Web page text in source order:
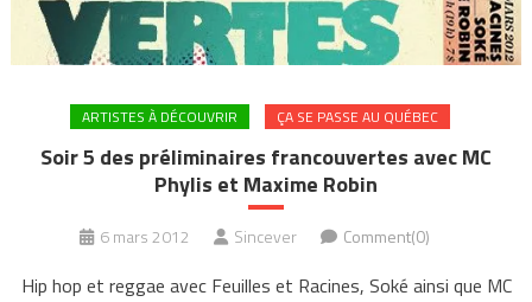
ARTISTES À DÉCOUVRIR ÇA SE PASSE AU QUÉBEC
Soir 5 des préliminaires francouvertes avec MC
Phylis et Maxime Robin
6 mars 2012 Sincever Comment(0)
Hip hop et reggae avec Feuilles et Racines, Soké ainsi que MC